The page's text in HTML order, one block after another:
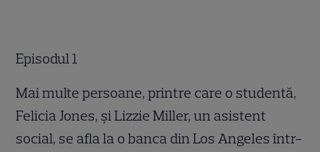
Episodul 1
Mai multe persoane, printre care o studentă,
Felicia Jones, şi Lizzie Miller, un asistent
social, se afla la o banca din Los Angeles într-